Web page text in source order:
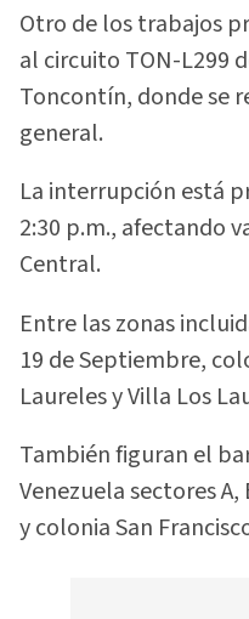
Otro de los trabajos
al circuito TON-L299
Toncontín, donde se
general.
La interrupción está
2:30 p.m., afectando
Central.
Entre las zonas
19 de Septiembre,
Laureles y Villa Los
También figuran el
Venezuela sectores
y colonia San